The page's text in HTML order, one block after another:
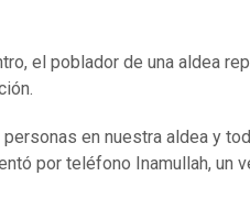
el poblador de una aldea
en nuestra aldea y
por teléfono Inamullah, un